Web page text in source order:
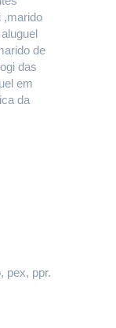
,marido
de
das
em
da
pex, ppr.